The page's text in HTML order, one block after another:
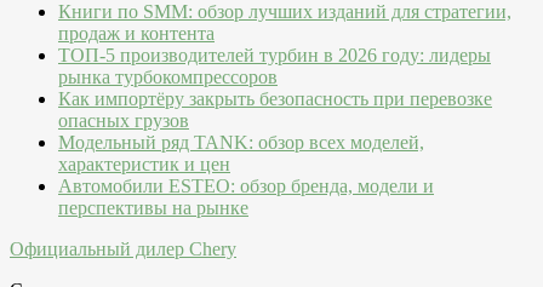
Книги по SMM: обзор лучших изданий для стратегии,
продаж и контента
ТОП-5 производителей турбин в 2026 году: лидеры
рынка турбокомпрессоров
Как импортёру закрыть безопасность при перевозке
опасных грузов
Модельный ряд TANK: обзор всех моделей,
характеристик и цен
Автомобили ESTEO: обзор бренда, модели и
перспективы на рынке
Официальный дилер Chery